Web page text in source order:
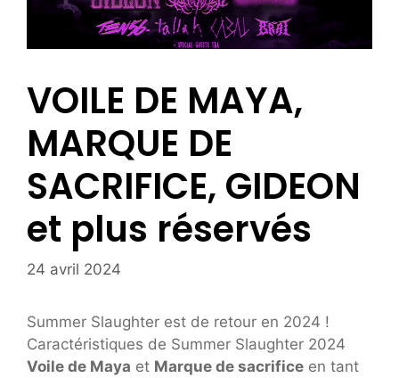
VOILE DE MAYA,
MARQUE DE
SACRIFICE, GIDEON
et plus réservés
24 avril 2024
Summer Slaughter est de retour en 2024 !
Caractéristiques de Summer Slaughter 2024
Voile de Maya et Marque de sacrifice en tant